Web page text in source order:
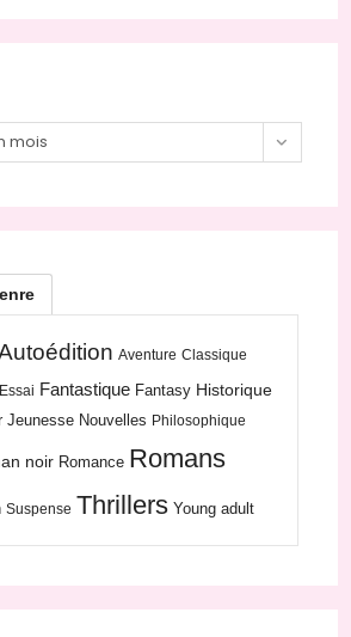
mois
Aventure Classique
Essai Fantastique Fantasy Historique
Jeunesse Nouvelles Philosophique
noir Romance Romans
Suspense Thrillers Young adult